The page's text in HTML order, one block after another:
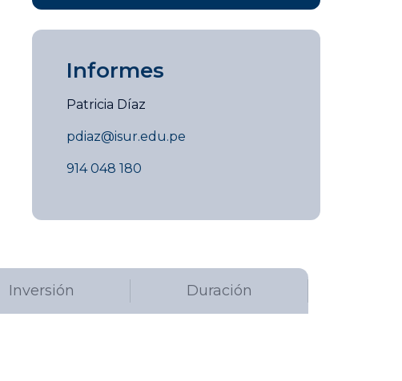
Informes
Patricia Díaz
pdiaz@isur.edu.pe
914 048 180
Inversión Duración